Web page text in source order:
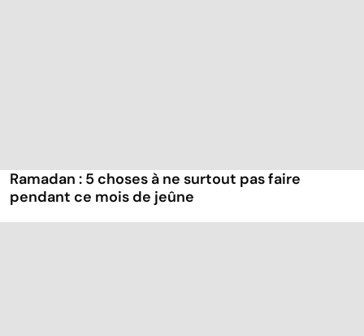
Ramadan : 5 choses à ne surtout pas faire
pendant ce mois de jeûne